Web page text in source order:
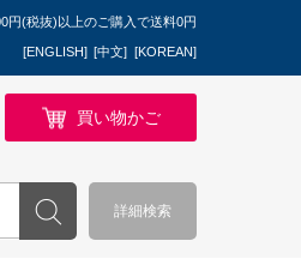
円(税抜)以上のご購入で送料0円
[ENGLISH] [中文] [KOREAN]
買い物かご
詳細検索